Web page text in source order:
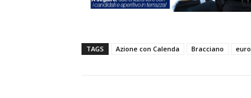
TAGS Azione con Calenda Bracciano